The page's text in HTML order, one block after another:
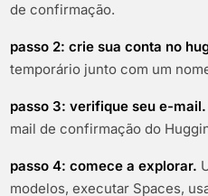
de confirmação.
passo 2: crie sua conta no
temporário junto com um
passo 3: verifique seu e-mail.
mail de confirmação do
passo 4: comece a explorar.
modelos, executar Spaces,